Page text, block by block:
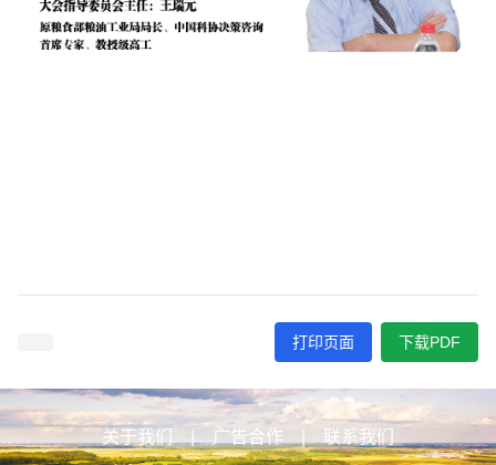
打印页面 下载PDF
关于我们 广告合作 联系我们